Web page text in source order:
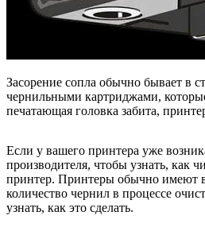
Засорение сопла обычно бывает в
чернильными картриджами,
печатающая головка забита,
Если у вашего принтера уже
производителя, чтобы узнать, как
принтер. Принтеры обычно имеют
количество чернил в процессе
узнать, как это сделать.